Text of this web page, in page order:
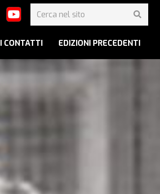
I CONTATTI EDIZIONI PRECEDENTI